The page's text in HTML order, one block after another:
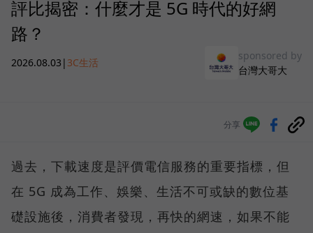
評比揭密：什麼才是 5G 時代的好網
路？
2026.08.03 | 3C生活
sponsored by
台灣大哥大
分享
過去，下載速度是評價電信服務的重要指標，但
在 5G 成為工作、娛樂、生活不可或缺的數位基
礎設施後，消費者發現，再快的網速，如果不能